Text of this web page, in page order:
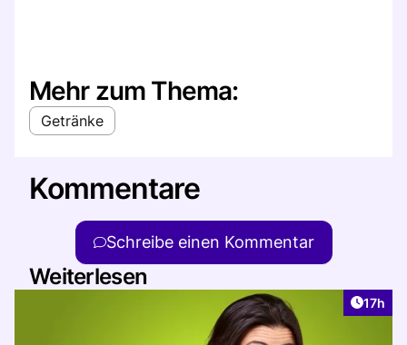
Mehr zum Thema:
Getränke
Kommentare
Schreibe einen Kommentar
Weiterlesen
Artikel
17h